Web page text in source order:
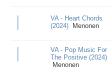
VA - Heart Chords
(2024)
Menonen
VA - Pop Music For
The Positive (2024)
Menonen